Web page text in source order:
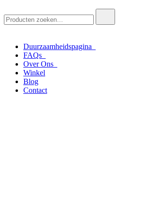
naar:
Duurzaamheidspagina
FAQs
Over Ons
Winkel
Blog
Contact